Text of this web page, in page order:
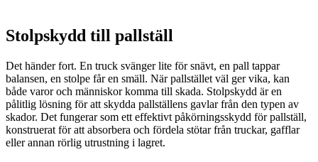
Stolpskydd till pallställ
Det händer fort. En truck svänger lite för snävt, en pall tappar
balansen, en stolpe får en smäll. När pallstället väl ger vika, kan
både varor och människor komma till skada. Stolpskydd är en
pålitlig lösning för att skydda pallställens gavlar från den typen av
skador. Det fungerar som ett effektivt påkörningsskydd för pallställ,
konstruerat för att absorbera och fördela stötar från truckar, gafflar
eller annan rörlig utrustning i lagret.